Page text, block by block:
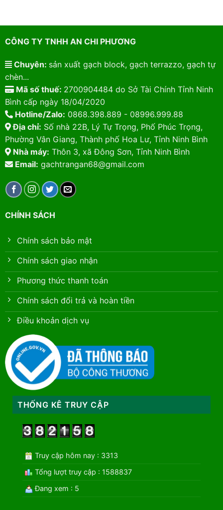
CÔNG TY TNHH AN CHI PHƯƠNG
Chuyên: sản xuất gạch block, gạch terrazzo, gạch tự
chèn...
Mã số thuế: 2700904484 do Sở Tài Chính Tỉnh Ninh
Bình cấp ngày 18/04/2020
Hotline/Zalo: 0868.398.889 - 08996.999.88
Địa chỉ: Số nhà 22B, Lý Tự Trọng, Phố Phúc Trọng,
Phường Vân Giang, Thành phố Hoa Lư, Tỉnh Ninh Bình
Nhà máy: Thôn 3, xã Đông Sơn, Tỉnh Ninh Bình
Email: gachtrangan68@gmail.com
CHÍNH SÁCH
Chính sách bảo mật
Chính sách giao nhận
Phương thức thanh toán
Chính sách đổi trả và hoàn tiền
Điều khoản dịch vụ
THỐNG KÊ TRUY CẬP
Truy cập hôm nay : 3313
Tổng lượt truy cập : 1588837
Đang xem : 5